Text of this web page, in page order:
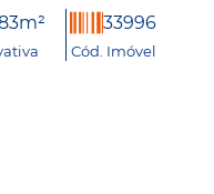
33996
Cód. Imóvel